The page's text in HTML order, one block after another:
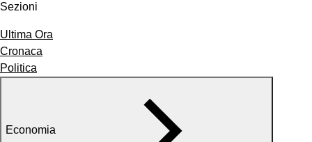
Sezioni
Ultima Ora
Cronaca
Politica
Economia